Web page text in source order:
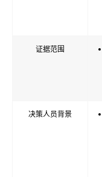
证据范围
决策人员背景